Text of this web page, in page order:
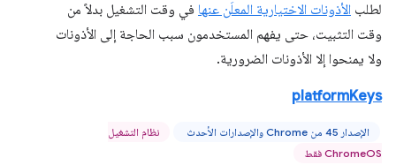
لطلب الأذونات الاختيارية المعلَن عنها في وقت التشغيل بدلاً من
وقت التثبيت، حتى يفهم المستخدمون سبب الحاجة إلى الأذونات
ولا يمنحوا إلا الأذونات الضرورية.
platformKeys
الإصدار 45 من Chrome والإصدارات الأحدث
نظام التشغيل
ChromeOS فقط